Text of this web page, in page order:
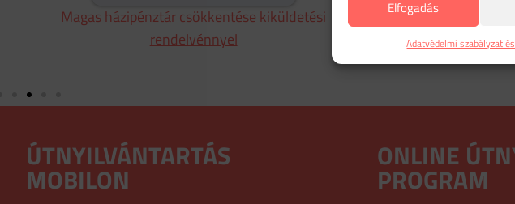
Elfogadás
Adatvédelmi szabályzat
Magas házipénztár csökkentése kiküldetési
rendelvénnyel
ÚTNYILVÁNTARTÁS
MOBILON
ONLINE
PROGRAM